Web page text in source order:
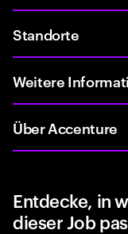
Standorte
Weitere
Über Accenture
Entdecke, in
dieser Job